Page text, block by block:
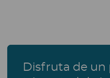
Disfruta de un